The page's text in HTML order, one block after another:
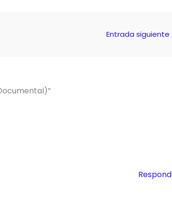
Entrada siguiente